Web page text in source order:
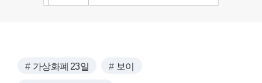
가상화폐 23일 보이